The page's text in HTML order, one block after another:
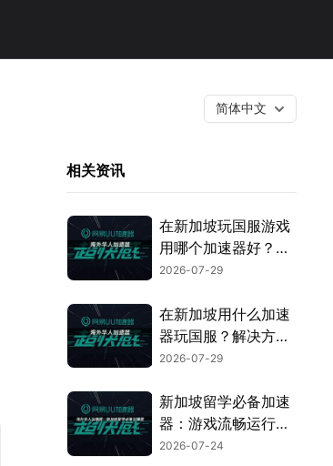
简体中文
相关资讯
在新加坡玩国服游戏
用哪个加速器好？游
戏网络优化全攻略！
2026-07-29
在新加坡用什么加速
器玩国服？解决方案
全指南！
2026-07-29
新加坡留学必备加速
器：游戏流畅运行指
南！
2026-07-24